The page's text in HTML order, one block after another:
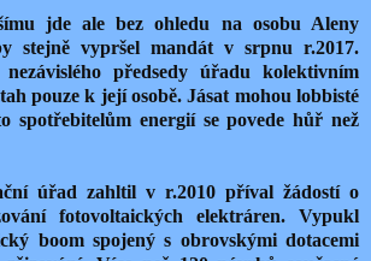
jde ale bez ohledu na osobu Aleny
stejně vypršel mandát v srpnu r.2017.
předsedy úřadu kolektivním
pouze k její osobě. Jásat mohou lobbisté
spotřebitelům energií se povede hůř než
úřad zahltil v r.2010 příval žádostí o
fotovoltaických elektráren. Vypukl
boom spojený s obrovskými dotacemi